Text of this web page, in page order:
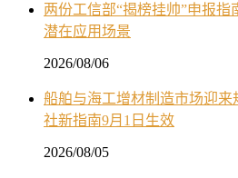
两份工信部“揭榜挂帅”申报
潜在应用场景
2026/08/06
船舶与海工增材制造市场迎
社新指南9月1日生效
2026/08/05